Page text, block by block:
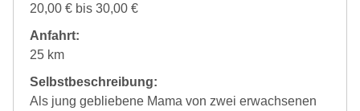
20,00 € bis 30,00 €
Anfahrt:
25 km
Selbstbeschreibung:
Als jung gebliebene Mama von zwei erwachsenen